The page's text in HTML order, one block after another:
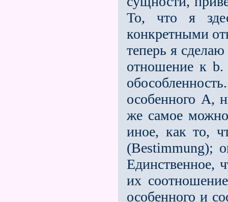
То, что я
конкретными
теперь я
отношение к b.
особенного А,
же самое
иное, как то,
(Bestimmung);
Единственное,
их
особенного и